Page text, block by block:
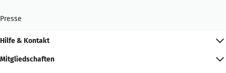
Presse
Hilfe & Kontakt
Mitgliedschaften